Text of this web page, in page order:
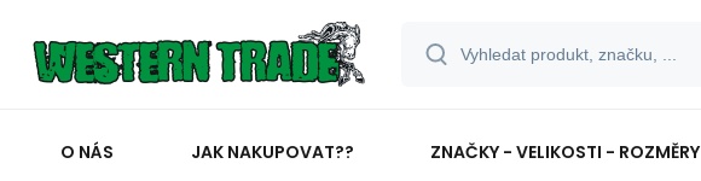
O NÁS JAK NAKUPOVAT?? ZNAČKY - VELIKOSTI - ROZMĚRY